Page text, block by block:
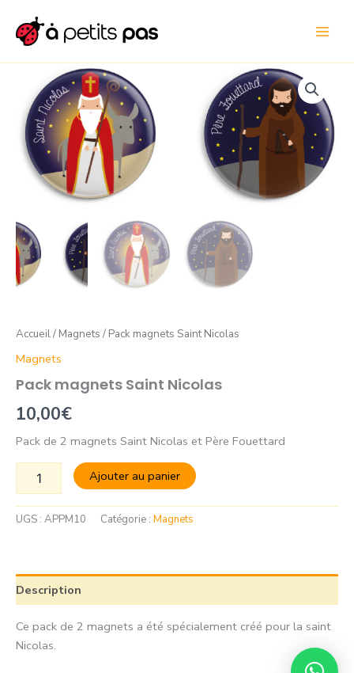
contenu
Accueil/ Magnets / Pack magnets Saint Nicolas
Magnets
Pack magnets Saint Nicolas
10,00€
Pack de 2 magnets Saint Nicolas et Père Fouettard
Pack
magnets
Saint
Nicolas
Ajouter au panier
UGS : APPM10 Catégorie : Magnets
Description
Ce pack de 2 magnets a été spécialement créé pour la saint
Nicolas.